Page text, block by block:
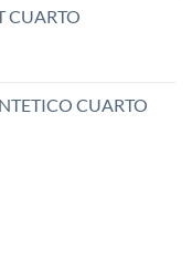
CUARTO
CUARTO